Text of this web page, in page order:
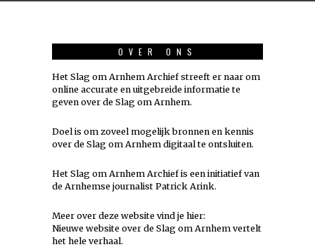
OVER ONS
Het Slag om Arnhem Archief streeft er naar om
online accurate en uitgebreide informatie te
geven over de Slag om Arnhem.
Doel is om zoveel mogelijkbronnen en kennis
over de Slag om Arnhem digitaal te ontsluiten.
Het Slag om Arnhem Archief is een initiatief van
de Arnhemse journalist Patrick Arink.
Meer over deze website vind je hier:
Nieuwe website over de Slag om Arnhem vertelt
het hele verhaal.